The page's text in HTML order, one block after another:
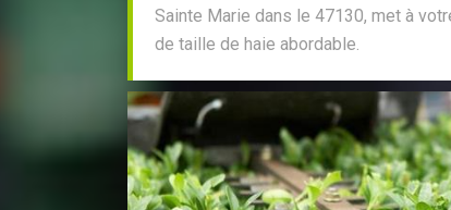
Sainte Marie dans le 47130, met à
de taille de haie abordable.